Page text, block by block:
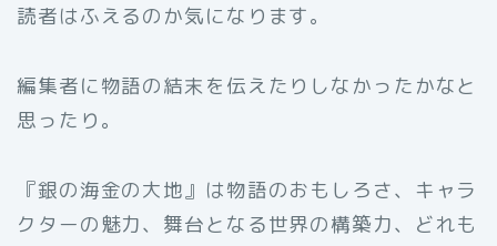
読者はふえるのか気になります。
編集者に物語の結末を伝えたりしなかったかなと
思ったり。
『銀の海金の大地』は物語のおもしろさ、キャラ
クターの魅力、舞台となる世界の構築力、どれも